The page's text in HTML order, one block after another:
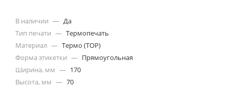
В наличии — Да
Тип печати — Термопечать
Материал — Термо (ТОР)
Форма этикетки — Прямоугольная
Ширина, мм — 170
Высота, мм — 70